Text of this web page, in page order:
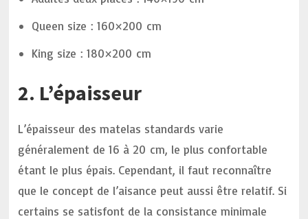
Queen size : 160×200 cm
King size : 180×200 cm
2. L’épaisseur
L’épaisseur des matelas standards varie
généralement de 16 à 20 cm, le plus confortable
étant le plus épais. Cependant, il faut reconnaître
que le concept de l’aisance peut aussi être relatif. Si
certains se satisfont de la consistance minimale